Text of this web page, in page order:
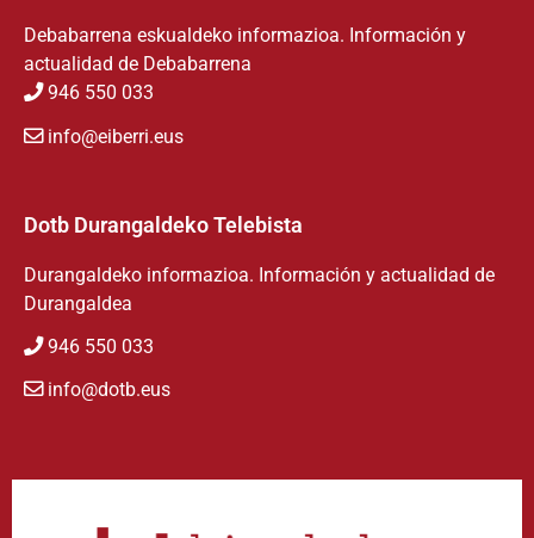
Debabarrena eskualdeko informazioa. Información y
actualidad de Debabarrena
946 550 033
info@eiberri.eus
Dotb Durangaldeko Telebista
Durangaldeko informazioa. Información y actualidad de
Durangaldea
946 550 033
info@dotb.eus